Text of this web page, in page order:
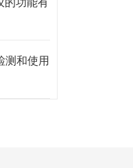
的功能有
测和使用